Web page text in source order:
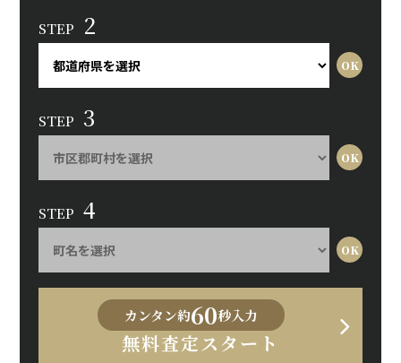
STEP 2
STEP 3
STEP 4
カンタン約60秒入力
無料査定スタート